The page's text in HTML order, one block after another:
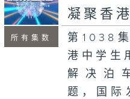
所有集数
凝聚香港
第1038
港中学生
解决泊
题，国际